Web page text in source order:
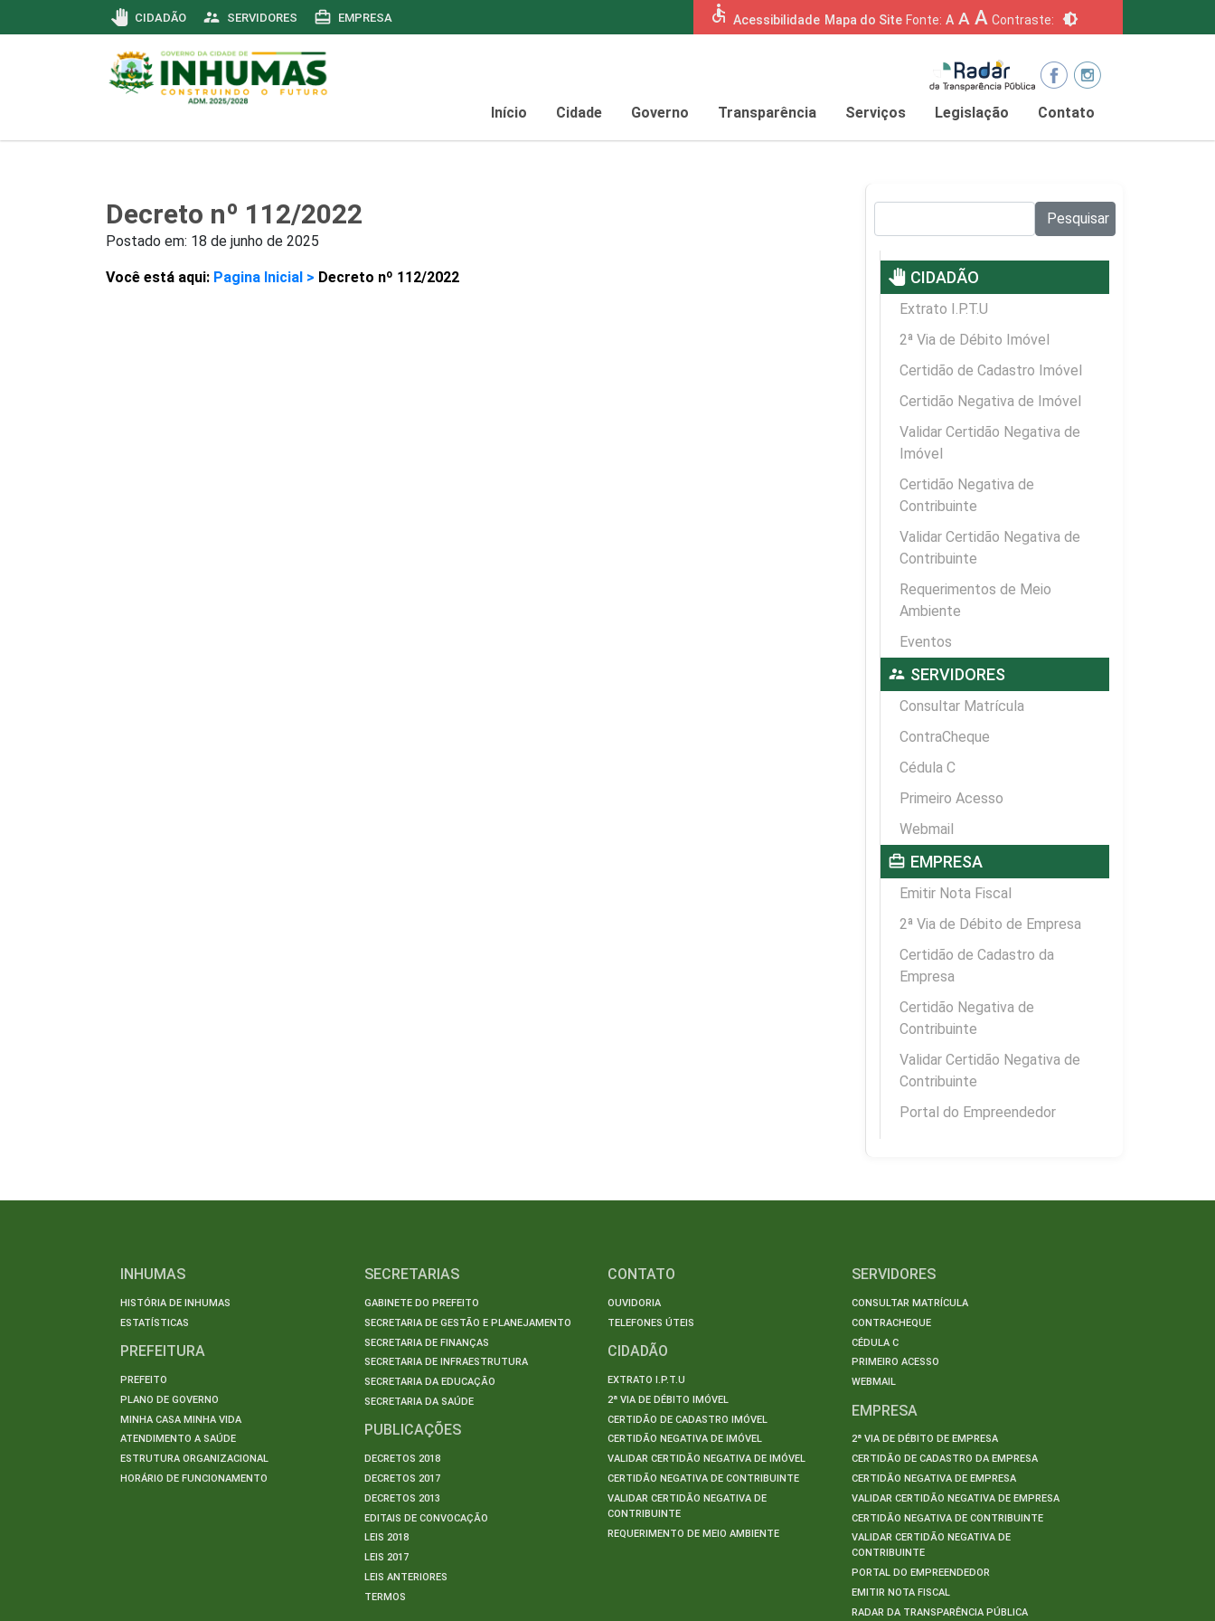
pan_tool CIDADÃO supervisor_account SERVIDORES card_travel EMPRESA accessible Acessibilidade Mapa do Site Fonte: A A A Contraste: brightness_6
Início Cidade Governo Transparência Serviços Legislação Contato
Decreto nº 112/2022
Postado em: 18 de junho de 2025
Você está aqui: Pagina Inicial > Decreto nº 112/2022
Pesquisar
pan_tool CIDADÃO
Extrato I.P.T.U
2ª Via de Débito Imóvel
Certidão de Cadastro Imóvel
Certidão Negativa de Imóvel
Validar Certidão Negativa de
Imóvel
Certidão Negativa de
Contribuinte
Validar Certidão Negativa de
Contribuinte
Requerimentos de Meio
Ambiente
Eventos
supervisor_account SERVIDORES
Consultar Matrícula
ContraCheque
Cédula C
Primeiro Acesso
Webmail
card_travel EMPRESA
Emitir Nota Fiscal
2ª Via de Débito de Empresa
Certidão de Cadastro da
Empresa
Certidão Negativa de
Contribuinte
Validar Certidão Negativa de
Contribuinte
Portal do Empreendedor
INHUMAS
HISTÓRIA DE INHUMAS
ESTATÍSTICAS
PREFEITURA
PREFEITO
PLANO DE GOVERNO
MINHA CASA MINHA VIDA
ATENDIMENTO A SAÚDE
ESTRUTURA ORGANIZACIONAL
HORÁRIO DE FUNCIONAMENTO
SECRETARIAS
GABINETE DO PREFEITO
SECRETARIA DE GESTÃO E PLANEJAMENTO
SECRETARIA DE FINANÇAS
SECRETARIA DE INFRAESTRUTURA
SECRETARIA DA EDUCAÇÃO
SECRETARIA DA SAÚDE
PUBLICAÇÕES
DECRETOS 2018
DECRETOS 2017
DECRETOS 2013
EDITAIS DE CONVOCAÇÃO
LEIS 2018
LEIS 2017
LEIS ANTERIORES
TERMOS
CONTATO
OUVIDORIA
TELEFONES ÚTEIS
CIDADÃO
EXTRATO I.P.T.U
2ª VIA DE DÉBITO IMÓVEL
CERTIDÃO DE CADASTRO IMÓVEL
CERTIDÃO NEGATIVA DE IMÓVEL
VALIDAR CERTIDÃO NEGATIVA DE IMÓVEL
CERTIDÃO NEGATIVA DE CONTRIBUINTE
VALIDAR CERTIDÃO NEGATIVA DE
CONTRIBUINTE
REQUERIMENTO DE MEIO AMBIENTE
SERVIDORES
CONSULTAR MATRÍCULA
CONTRACHEQUE
CÉDULA C
PRIMEIRO ACESSO
WEBMAIL
EMPRESA
2ª VIA DE DÉBITO DE EMPRESA
CERTIDÃO DE CADASTRO DA EMPRESA
CERTIDÃO NEGATIVA DE EMPRESA
VALIDAR CERTIDÃO NEGATIVA DE EMPRESA
CERTIDÃO NEGATIVA DE CONTRIBUINTE
VALIDAR CERTIDÃO NEGATIVA DE
CONTRIBUINTE
PORTAL DO EMPREENDEDOR
EMITIR NOTA FISCAL
RADAR DA TRANSPARÊNCIA PÚBLICA